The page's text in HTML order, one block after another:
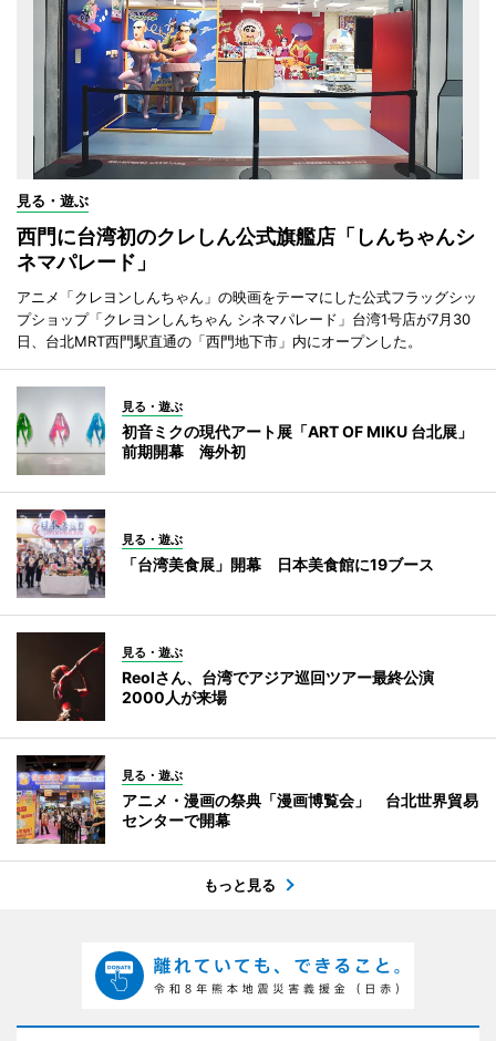
見る・遊ぶ
西門に台湾初のクレしん公式旗艦店「しんちゃんシ
ネマパレード」
アニメ「クレヨンしんちゃん」の映画をテーマにした公式フラッグシッ
プショップ「クレヨンしんちゃん シネマパレード」台湾1号店が7月30
日、台北MRT西門駅直通の「西門地下市」内にオープンした。
見る・遊ぶ
初音ミクの現代アート展「ART OF MIKU 台北展」
前期開幕 海外初
見る・遊ぶ
「台湾美食展」開幕 日本美食館に19ブース
見る・遊ぶ
Reolさん、台湾でアジア巡回ツアー最終公演
2000人が来場
見る・遊ぶ
アニメ・漫画の祭典「漫画博覧会」 台北世界貿易
センターで開幕
もっと見る